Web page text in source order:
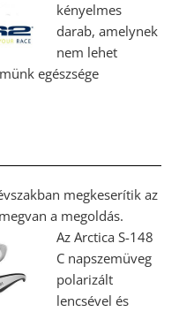
kényelmes
darab, amelynek
nem lehet
egészsége
megkeserítik az
a megoldás.
Az Arctica S-148
C napszemüveg
polarizált
lencsével és